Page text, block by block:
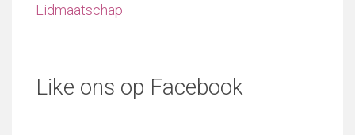
Lidmaatschap
Like ons op Facebook